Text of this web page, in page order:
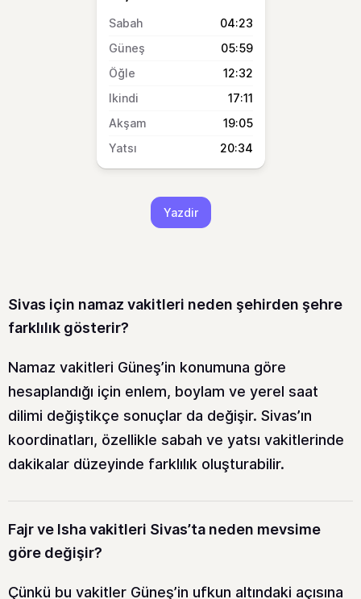
04:23
05:59
12:32
17:11
19:05
20:34
Yazdir
Sivas için namaz vakitleri neden şehirden şehre
farklılık gösterir?
Namaz vakitleri Güneş’in konumuna göre
hesaplandığı için enlem, boylam ve yerel saat
dilimi değiştikçe sonuçlar da değişir. Sivas’ın
koordinatları, özellikle sabah ve yatsı vakitlerinde
dakikalar düzeyinde farklılık oluşturabilir.
Fajr ve Isha vakitleri Sivas’ta neden mevsime
göre değişir?
Çünkü bu vakitler Güneş’in ufkun altındaki açısına